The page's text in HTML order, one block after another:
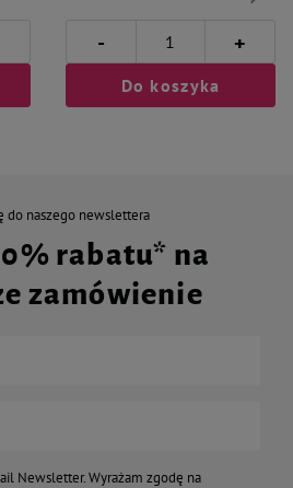
- +
Do koszyka
do naszego newslettera
rabatu* na
zamówienie
Newsletter. Wyrażam zgodę na